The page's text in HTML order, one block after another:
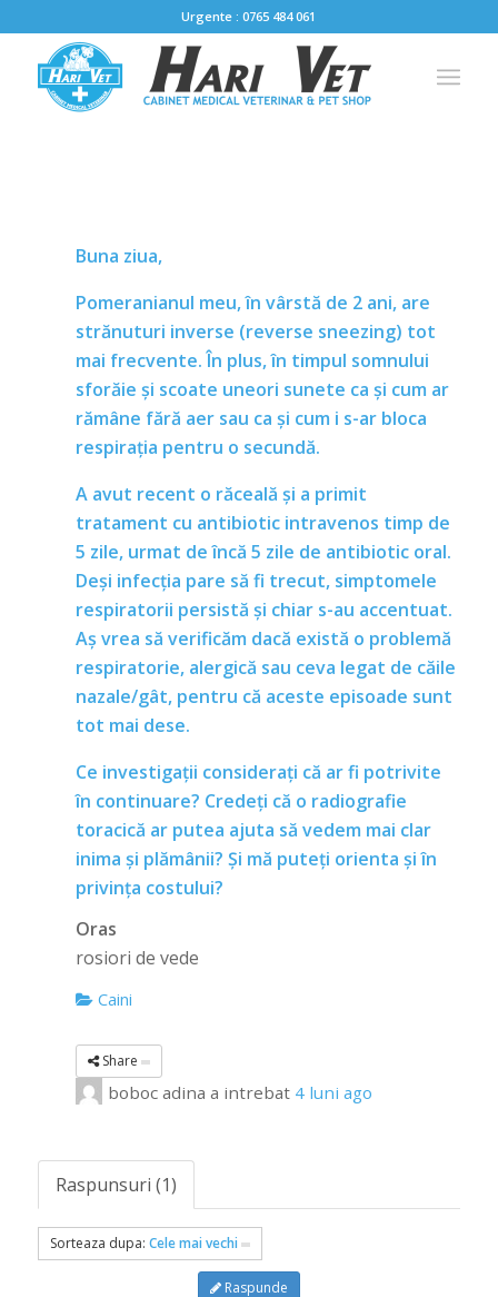
Urgente : 0765 484 061
Buna ziua,
Pomeranianul meu, în vârstă de 2 ani, are
strănuturi inverse (reverse sneezing) tot
mai frecvente. În plus, în timpul somnului
sforăie și scoate uneori sunete ca și cum ar
rămâne fără aer sau ca și cum i s-ar bloca
respirația pentru o secundă.
A avut recent o răceală și a primit
tratament cu antibiotic intravenos timp de
5 zile, urmat de încă 5 zile de antibiotic oral.
Deși infecția pare să fi trecut, simptomele
respiratorii persistă și chiar s-au accentuat.
Aș vrea să verificăm dacă există o problemă
respiratorie, alergică sau ceva legat de căile
nazale/gât, pentru că aceste episoade sunt
tot mai dese.
Ce investigații considerați că ar fi potrivite
în continuare? Credeți că o radiografie
toracică ar putea ajuta să vedem mai clar
inima și plămânii? Și mă puteți orienta și în
privința costului?
Oras
rosiori de vede
Caini
Share
boboc adina a intrebat 4 luni ago
Raspunsuri (1)
Sorteaza dupa: Cele mai vechi
Raspunde